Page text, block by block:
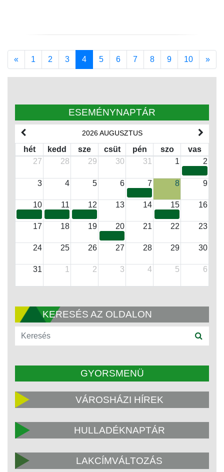
«Previous
1 2 3 4 5 6 7 8 9 10 »
ESEMÉNYNAPTÁR
2026 AUGUSZTUS
hét kedd sze csüt pén szo
vas
27
28 29 30 31 1 2
3 4 5 6 7 8 9
10 11 12 13 14 15 16
17 18 19 20 21 22 23
24 25 26 27 28 29 30
31 1 2 3 4 5 6
KERESÉS AZ OLDALON
GYORSMENÜ
VÁROSHÁZI HÍREK
HULLADÉKNAPTÁR
LAKCÍMVÁLTOZÁS